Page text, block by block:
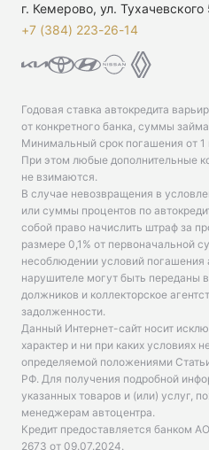
г. Кемерово, ул.
+7 (384) 223-26-14‬
Годовая ставка автокредита
от конкретного банка, суммы
Минимальный срок погашения от
При этом любые дополнительные
не взимаются.
В случае невозвращения в
или суммы процентов по
собой право начислить штраф за
размере 0,1% от первоначальной
несоблюдении условий погашения
нарушителе могут быть переданы
должников и коллекторское
задолженности.
Данный Интернет-сайт носит
характер и ни при каких условиях
определяемой положениями
РФ. Для получения подробной
указанных товаров и (или) услуг,
менеджерам автоцентра.
Кредит предоставляется банком
2673 от 09.07.2024.